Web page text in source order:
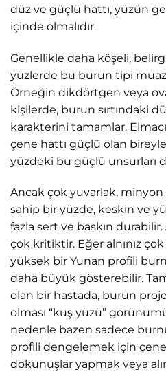
düz ve güçlü hattı, yüzün
içinde olmalıdır.
Genellikle daha köşeli,
yüzlerde bu burun tipi
Örneğin dikdörtgen veya
kişilerde, burun sırtındaki
karakterini tamamlar.
çene hattı güçlü olan
yüzdeki bu güçlü unsurları
Ancak çok yuvarlak,
sahip bir yüzde, keskin ve
fazla sert ve baskın durabilir.
çok kritiktir. Eğer alnınız
yüksek bir Yunan profili
daha büyük gösterebilir.
olan bir hastada, burun
olması “kuş yüzü”
nedenle bazen sadece
profili dengelemek için
dokunuşlar yapmak veya